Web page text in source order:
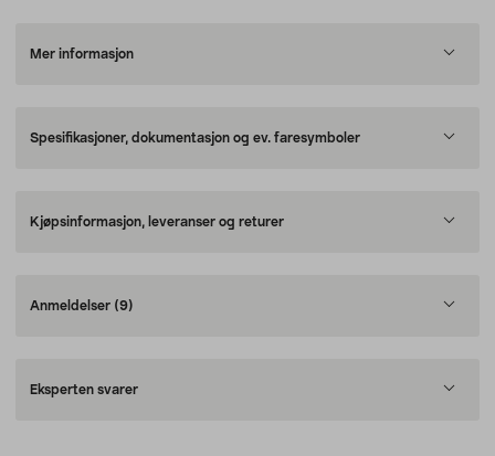
Mer informasjon
Spesifikasjoner, dokumentasjon og ev. faresymboler
Kjøpsinformasjon, leveranser og returer
Anmeldelser (9)
Eksperten svarer